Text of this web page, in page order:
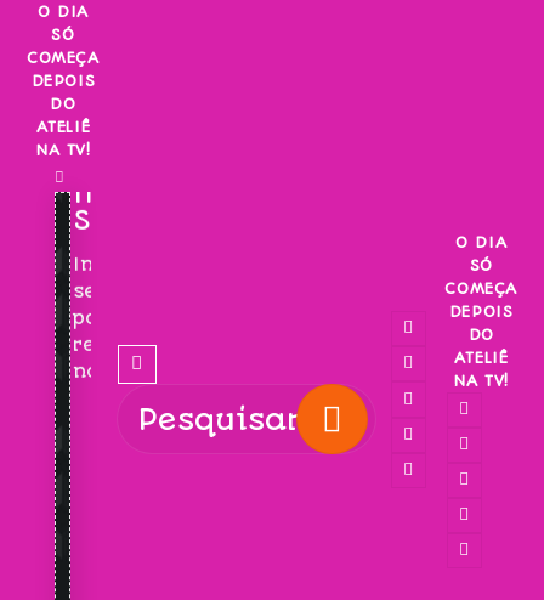
Skip
content
O DIA
SÓ
COMEÇA
DEPOIS
DO
ATELIÊ
NA TV!
INSCREVA-
SE!
Inscreva-
se
para
receber
novidades!
O DIA
SÓ
COMEÇA
DEPOIS
DO
ATELIÊ
NA TV!